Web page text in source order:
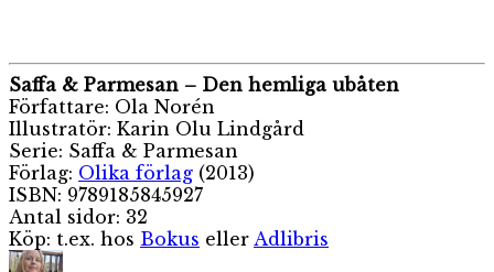
Saffa & Parmesan – Den hemliga ubåten
Författare: Ola Norén
Illustratör: Karin Olu Lindgård
Serie: Saffa & Parmesan
Förlag: Olika förlag (2013)
ISBN: 9789185845927
Antal sidor: 32
Köp: t.ex. hos Bokus eller Adlibris
Författare